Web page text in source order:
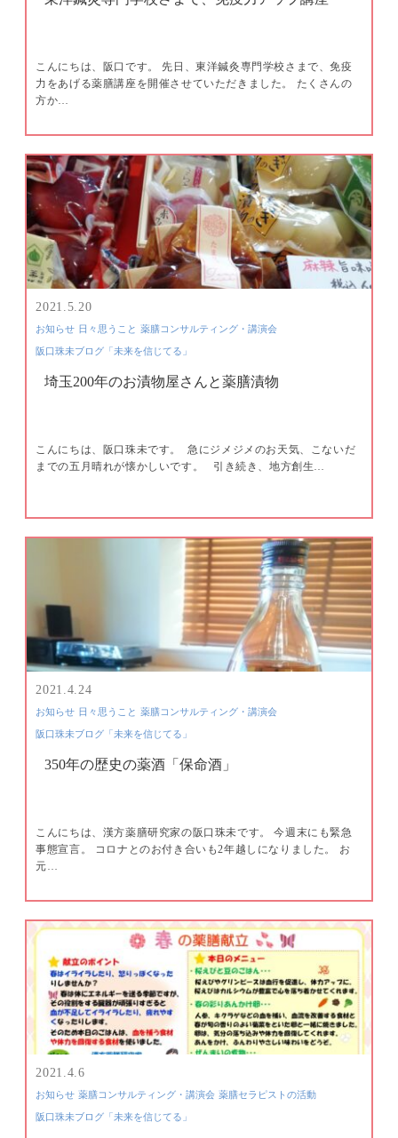
こんにちは、阪口です。 先日、東洋鍼灸専門学校さまで、免疫
力をあげる薬膳講座を開催させていただきました。 たくさんの
方か…
2021.5.20
お知らせ 日々思うこと 薬膳コンサルティング・講演会
阪口珠未ブログ「未来を信じてる」
埼玉200年のお漬物屋さんと薬膳漬物
こんにちは、阪口珠未です。 ​ 急にジメジメのお天気、こないだ
までの五月晴れが懐かしいです。 ​ ​ 引き続き、地方創生…
2021.4.24
お知らせ 日々思うこと 薬膳コンサルティング・講演会
阪口珠未ブログ「未来を信じてる」
350年の歴史の薬酒「保命酒」
こんにちは、漢方薬膳研究家の阪口珠未です。 今週末にも緊急
事態宣言。 コロナとのお付き合いも2年越しになりました。 お
元…
2021.4.6
お知らせ 薬膳コンサルティング・講演会 薬膳セラピストの活動
阪口珠未ブログ「未来を信じてる」